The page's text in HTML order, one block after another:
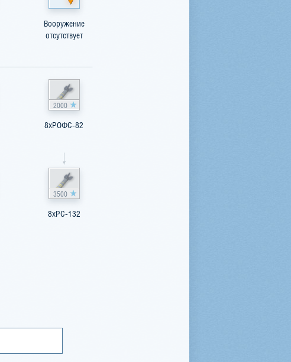
Вооружение
отсутствует
2000
8xРОФС-82
3500
8xРС-132